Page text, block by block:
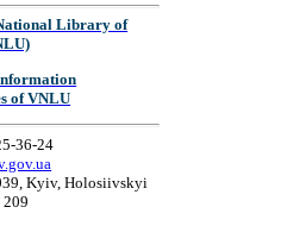
Library of
of VNLU
36-24
Kyiv, Holosiivskyi
209